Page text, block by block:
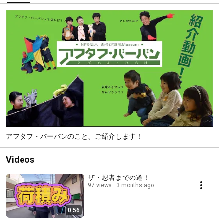
アフタフ・バーバンのこと、ご紹介します！
Videos
0:56
ザ・忍者までの道！
97 views 3 months ago